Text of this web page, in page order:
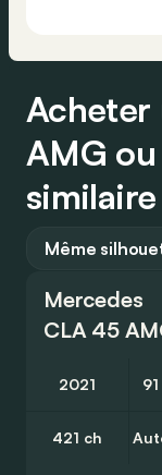
Acheter
AMG
similaire
Même
Mercedes
CLA 45
2021
421 ch